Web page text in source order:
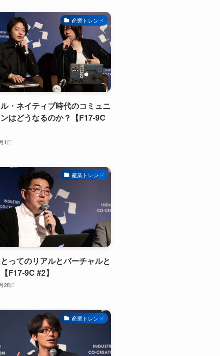
産業トレンド
・ネイティブ時代のコミュニ
はどうなるのか？【F17-9C
1日
産業トレンド
ってのリアルとバーチャルと
F17-9C #2】
28日
産業トレンド